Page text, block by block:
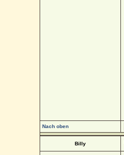
Nach oben
Billy